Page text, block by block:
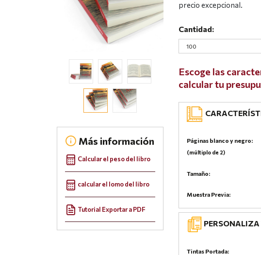
Más información
Calcular el peso del libro
calcular el lomo del libro
Tutorial Exportar a PDF
precio excepcional.
Cantidad:
Escoge las
calcular tu
Páginas blanco y negro:
(múltiplo de 2)
Tamaño:
Muestra Previa:
Tintas Portada: